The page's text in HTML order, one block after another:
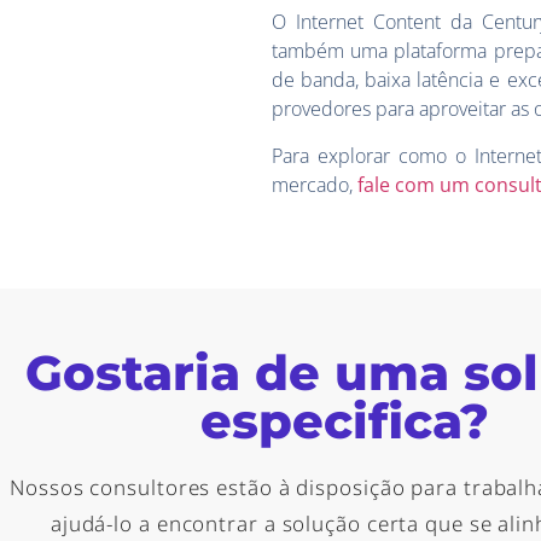
O Internet Content da
também uma plataforma
de banda, baixa latência e
provedores para aproveitar
Para explorar como o
mercado,fale com um
Gostaria de uma
especifica?
Nossos consultores estão à disposição para
ajudá-lo a encontrar a solução certa que se